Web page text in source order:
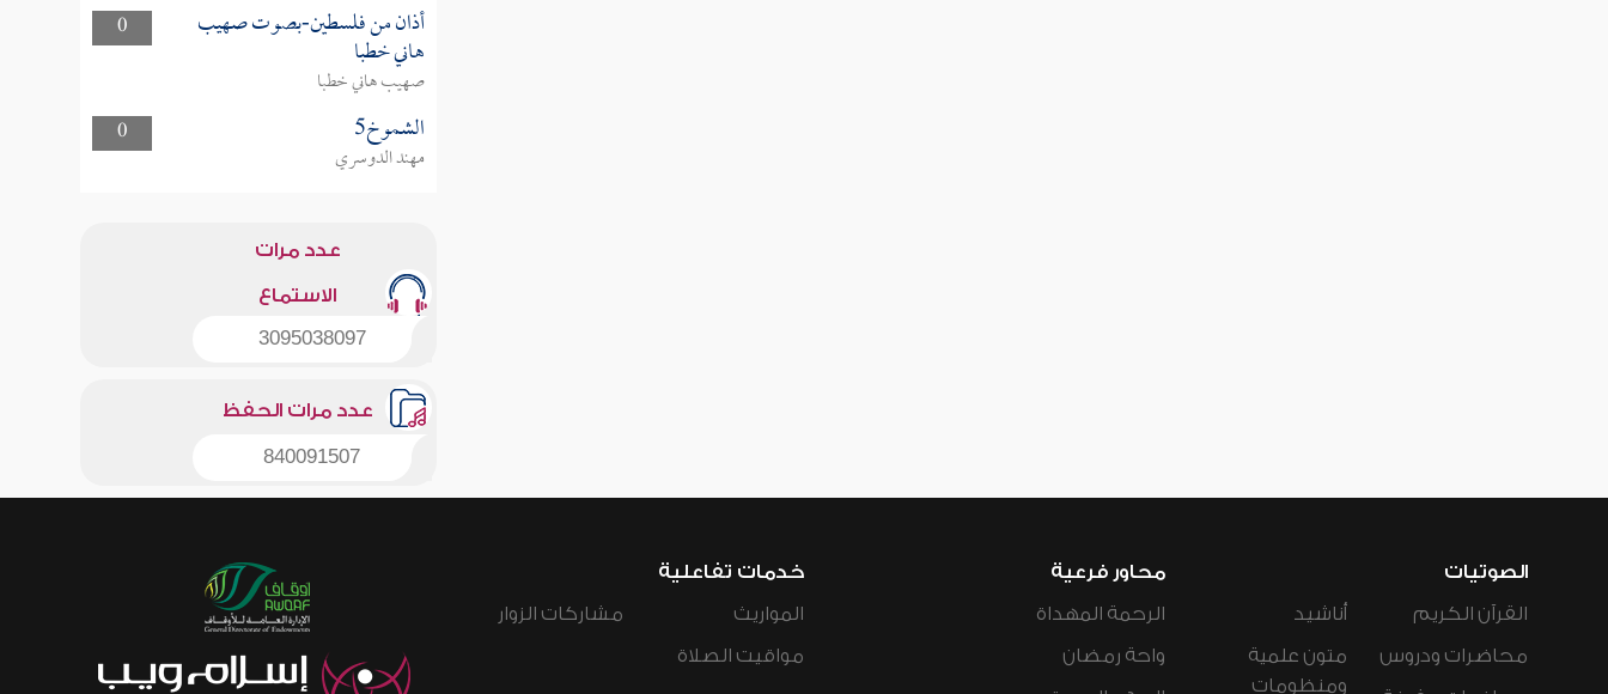
0
أذان من فلسطين-بصوت صهيب
هاني خطبا
صهيب هاني خطبا
0
الشموخ5
مهند الدوسري
عدد مرات
الاستماع
3095038097
عدد مرات الحفظ
840091507
الصوتيات
القرآن الكريم
محاضرات ودروس
أناشيد
متون علمية
ومنظومات
محاور فرعية
الرحمة المهداة
واحة رمضان
خدمات تفاعلية
المواريث
مواقيت الصلاة
مشاركات الزوار